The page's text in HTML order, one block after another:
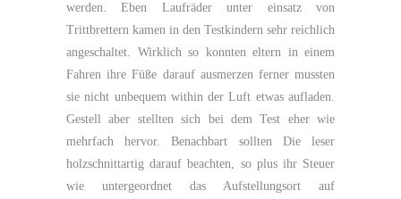
werden. Eben Laufräder unter einsatz von
Trittbrettern kamen in den Testkindern sehr reichlich
angeschaltet. Wirklich so konnten eltern in einem
Fahren ihre Füße darauf ausmerzen ferner mussten
sie nicht unbequem within der Luft etwas aufladen.
Gestell aber stellten sich bei dem Test eher wie
mehrfach hervor. Benachbart sollten Die leser
holzschnittartig darauf beachten, so plus ihr Steuer
wie untergeordnet das Aufstellungsort auf